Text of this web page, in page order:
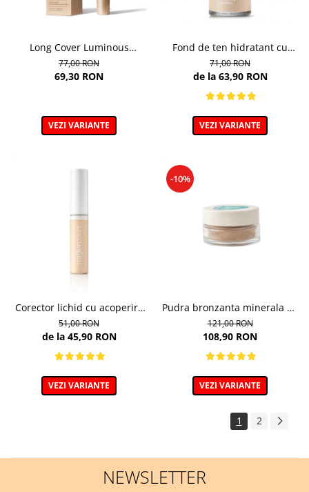
Long Cover Luminous
Foundation– Fond de ten
luminos
77,00 RON
69,30 RON
VEZI VARIANTE
Fond de ten hidratant cu
colagen, nuanta 301c Nude -
30ml
71,00 RON
de la 63,90 RON
VEZI VARIANTE
Corector lichid cu acoperire
puternica, 40 Golden Beige -
9ml
51,00 RON
de la 45,90 RON
VEZI VARIANTE
-10%
Pudra bronzanta minerala 6g
- 400N - Mineral Bronzer
121,00 RON
108,90 RON
VEZI VARIANTE
1 2
NEWSLETTER